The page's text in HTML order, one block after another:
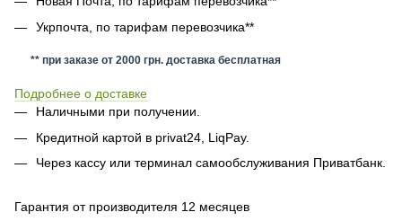
Укрпочта, по тарифам перевозчика**
** при заказе от 2000 грн. доставка бесплатная
Подробнее о доставке
Наличными при получении.
Кредитной картой в privat24, LiqPay.
Через кассу или терминал самообслуживания Приватбанк.
Гарантия от производителя 12 месяцев